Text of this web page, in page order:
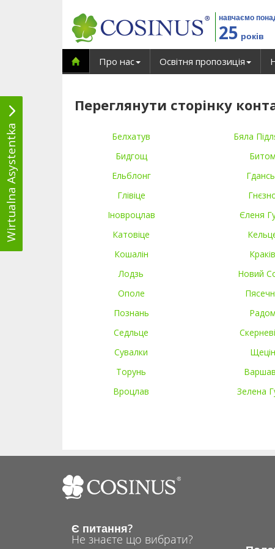
навчаємо
25 років
Про нас Освітня пропозиція
Переглянути сторінку
Белхатув Бяла
Бидгощ
Битом
Ельблонг
Глівіце
Іновроцлав
Єленя
Катовіце
Кошалін
Краків
Лодзь
Новий
Ополе
Познань
Радом
Седльце
Сувалки
Щецін
Торунь
Вроцлав
Зелена
Є питання?
Не знаєте що вибрати?
Wirtualna Asystentka